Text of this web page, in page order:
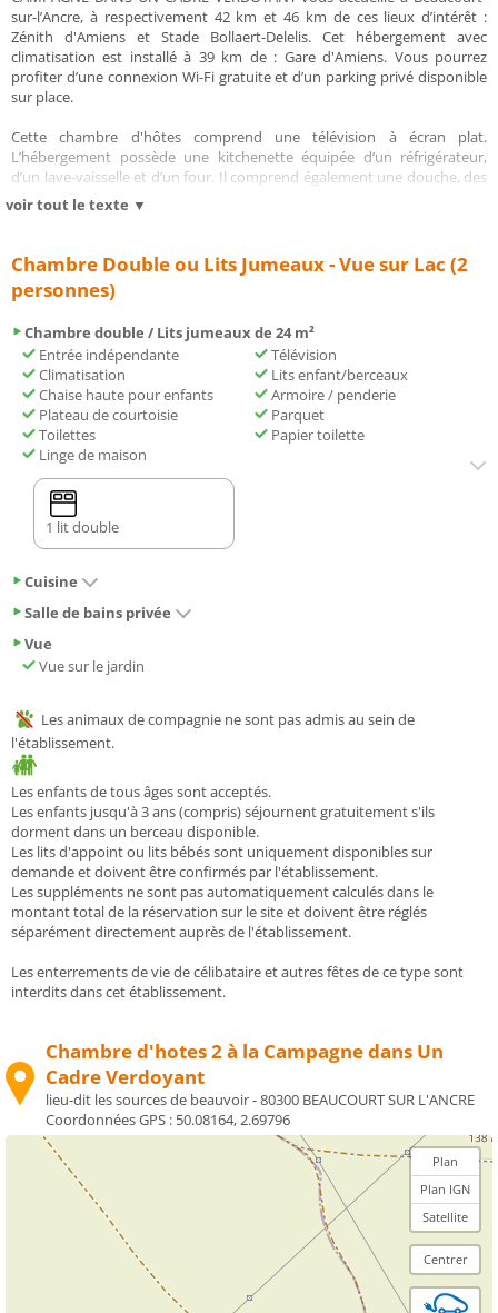
sur-lʼAncre, à respectivement 42 km et 46 km de ces lieux d’intérêt :
Zénith d'Amiens et Stade Bollaert-Delelis. Cet hébergement avec
climatisation est installé à 39 km de : Gare d'Amiens. Vous pourrez
profiter d’une connexion Wi-Fi gratuite et d’un parking privé disponible
sur place.
Cette chambre d'hôtes comprend une télévision à écran plat.
L’hébergement possède une kitchenette équipée d’un réfrigérateur,
d’un lave-vaisselle et d’un four. Il comprend également une douche, des
articles de toilette gratuits et un sèche-cheveux.
Vous pourrez profiter d’un jardin sur place et pratiquer la pêche dans les
environs.
Vous séjournerez à respectivement 46 km et 39 km de ces lieux d’intérêt
: Musée du Louvre-Lens et The Floating gardens Park. L'aéroport le plus
proche (Aéroport de Lille - Lesquin) est à 75 km.
voir tout le texte ▼
Chambre Double ou Lits Jumeaux - Vue sur Lac (2
personnes)
Chambre double / Lits jumeaux de 24 m²
Entrée indépendante
Télévision
Climatisation
Lits enfant/berceaux
Chaise haute pour enfants
Armoire / penderie
Plateau de courtoisie
Parquet
Toilettes
Papier toilette
Linge de maison
1 lit double
Cuisine
Salle de bains privée
Vue
Vue sur le jardin
Les animaux de compagnie ne sont pas admis au sein de
l'établissement.
Les enfants de tous âges sont acceptés.
Les enfants jusqu'à 3 ans (compris) séjournent gratuitement s'ils
dorment dans un berceau disponible.
Les lits d'appoint ou lits bébés sont uniquement disponibles sur
demande et doivent être confirmés par l'établissement.
Les suppléments ne sont pas automatiquement calculés dans le
montant total de la réservation sur le site et doivent être réglés
séparément directement auprès de l'établissement.
Les enterrements de vie de célibataire et autres fêtes de ce type sont
interdits dans cet établissement.
Chambre d'hotes 2 à la Campagne dans Un
Cadre Verdoyant
lieu-dit les sources de beauvoir - 80300 BEAUCOURT SUR L'ANCRE
Coordonnées GPS : 50.08164, 2.69796
Plan
Plan IGN
Satellite
Centrer